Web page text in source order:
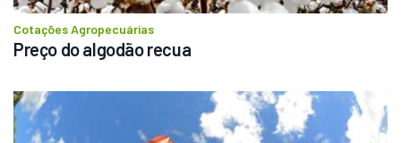
Cotações Agropecuárias
Preço do algodão recua